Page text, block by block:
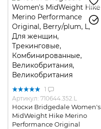
1
Артикул: 710644.352.L
Носки Bridgedale Women's
MidWeight Hike Merino
Performance Original